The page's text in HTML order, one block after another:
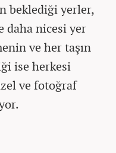
beklediği yerler,
daha nicesi yer
ve her taşın
ise herkesi
ve fotoğraf